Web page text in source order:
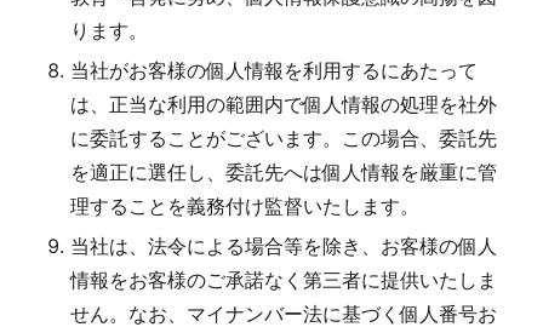
ります。
当社がお客様の個人情報を利用するにあたって
は、正当な利用の範囲内で個人情報の処理を社外
に委託することがございます。この場合、委託先
を適正に選任し、委託先へは個人情報を厳重に管
理することを義務付け監督いたします。
当社は、法令による場合等を除き、お客様の個人
情報をお客様のご承諾なく第三者に提供いたしま
せん。なお、マイナンバー法に基づく個人番号お